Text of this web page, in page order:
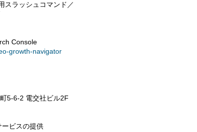
スラッシュコマンド／
Console
growth-navigator
5-6-2 電交社ビル2F
ビスの提供